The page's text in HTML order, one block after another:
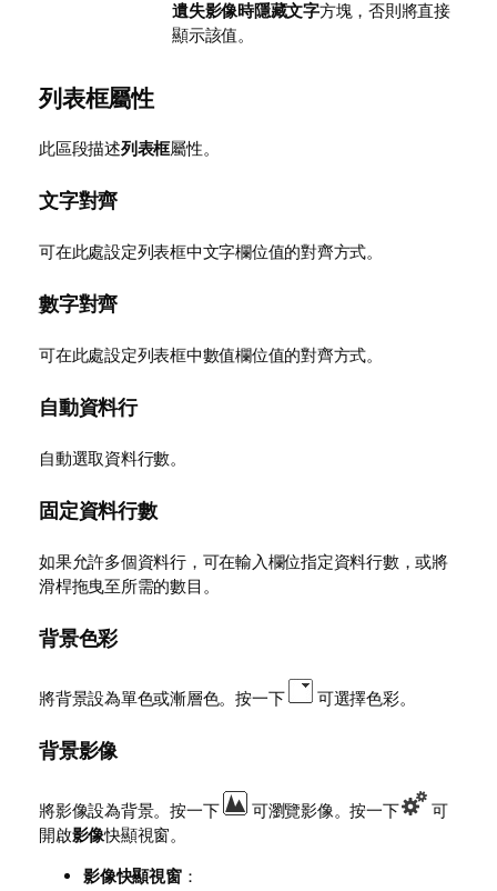
遺失影像時隱藏文字方塊，否則將直接
顯示該值。
列表框屬性
此區段描述列表框屬性。
文字對齊
可在此處設定列表框中文字欄位值的對齊方式。
數字對齊
可在此處設定列表框中數值欄位值的對齊方式。
自動資料行
自動選取資料行數。
固定資料行數
如果允許多個資料行，可在輸入欄位指定資料行數，或將
滑桿拖曳至所需的數目。
背景色彩
將背景設為單色或漸層色。按一下 可選擇色彩。
背景影像
將影像設為背景。按一下 可瀏覽影像。按一下
可
開啟影像快顯視窗。
影像快顯視窗：